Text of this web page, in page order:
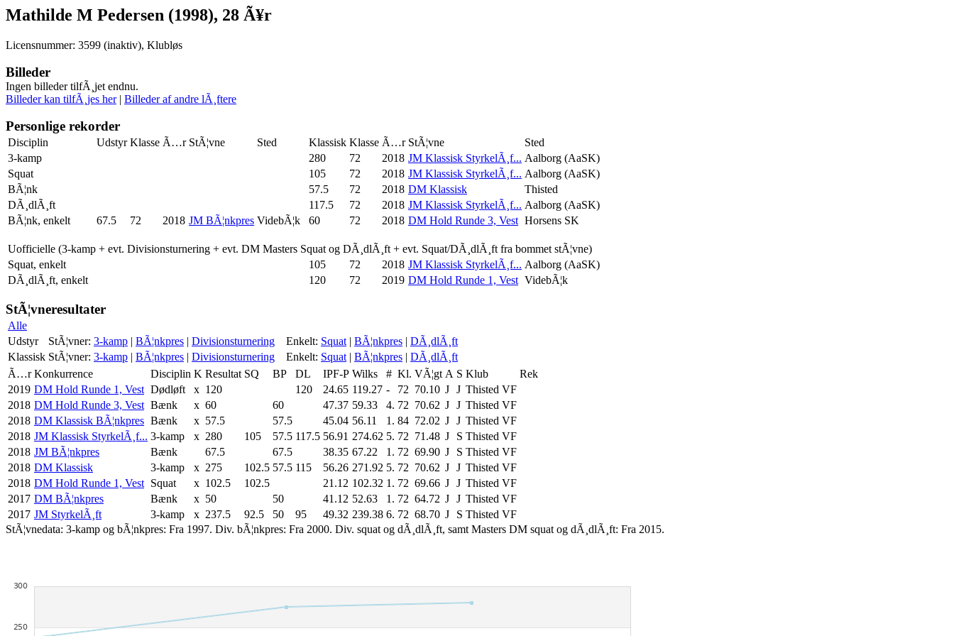
Mathilde M Pedersen (1998), 28 Ã¥r
Licensnummer: 3599 (inaktiv), Klubløs
Billeder
Ingen billeder tilfÃ¸jet endnu.
Billeder kan tilfÃ¸jes her| Billeder af andre lÃ¸ftere
Personlige rekorder
Disciplin Udstyr Klasse Ã…r StÃ¦vne Sted Klassisk Klasse Ã…r StÃ¦vne
Sted
3-kamp
280 72 2018 JM Klassisk StyrkelÃ¸f... Aalborg (AaSK)
Squat
105 72 2018 JM Klassisk StyrkelÃ¸f... Aalborg (AaSK)
BÃ¦nk
57.5 72 2018 DM Klassisk
Thisted
DÃ¸dlÃ¸ft
117.5 72 2018 JM Klassisk StyrkelÃ¸f... Aalborg (AaSK)
BÃ¦nk, enkelt
67.5 72 2018 JM BÃ¦nkpres VidebÃ¦k 60 72 2018 DM Hold Runde 3, Vest Horsens SK
Uofficielle (3-kamp + evt. Divisionsturnering + evt. DM Masters Squat og DÃ¸dlÃ¸ft + evt. Squat/DÃ¸dlÃ¸ft fra bommet stÃ¦vne)
Squat, enkelt
105 72 2018 JM Klassisk StyrkelÃ¸f... Aalborg (AaSK)
DÃ¸dlÃ¸ft, enkelt
120 72 2019 DM Hold Runde 1, Vest VidebÃ¦k
StÃ¦vneresultater
Alle
Udstyr
StÃ¦vner: 3-kamp | BÃ¦nkpres | Divisionsturnering Enkelt: Squat | BÃ¦nkpres | DÃ¸dlÃ¸ft
Klassisk StÃ¦vner: 3-kamp | BÃ¦nkpres | Divisionsturnering Enkelt: Squat | BÃ¦nkpres | DÃ¸dlÃ¸ft
Ã…r Konkurrence Disciplin K Resultat SQ BP DL IPF-P Wilks # Kl. VÃ¦gt A S Klub
Rek
2019 DM Hold Runde 1, Vest Dødløft x 120 120 24.65 119.27 - 72 70.10 J J Thisted VF
2018 DM Hold Runde 3, Vest Bænk x 60 60 47.37 59.33 4. 72 70.62 J J Thisted VF
2018 DM Klassisk BÃ¦nkpres Bænk x 57.5 57.5 45.04 56.11 1. 84 72.02 J J Thisted VF
2018 JM Klassisk StyrkelÃ¸f... 3-kamp x 280 105 57.5 117.5 56.91 274.62 5. 72 71.48 J S Thisted VF
2018 JM BÃ¦nkpres Bænk 67.5 67.5 38.35 67.22 1. 72 69.90 J S Thisted VF
2018 DM Klassisk 3-kamp x 275 102.5 57.5 115 56.26 271.92 5. 72 70.62 J J Thisted VF
2018 DM Hold Runde 1, Vest Squat x 102.5 102.5 21.12 102.32 1. 72 69.66 J J Thisted VF
2017 DM BÃ¦nkpres Bænk x 50 50 41.12 52.63 1. 72 64.72 J J Thisted VF
2017 JM StyrkelÃ¸ft 3-kamp x 237.5 92.5 50 95 49.32 239.38 6. 72 68.70 J S Thisted VF
StÃ¦vnedata: 3-kamp og bÃ¦nkpres: Fra 1997. Div. bÃ¦nkpres: Fra 2000. Div. squat og dÃ¸dlÃ¸ft, samt Masters DM squat og dÃ¸dlÃ¸ft: Fra 2015.